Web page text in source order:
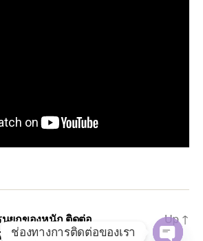
นยกของหนัก ติดต่อ
0800628488
Up↑
ช่องทางการติดต่อของเรา